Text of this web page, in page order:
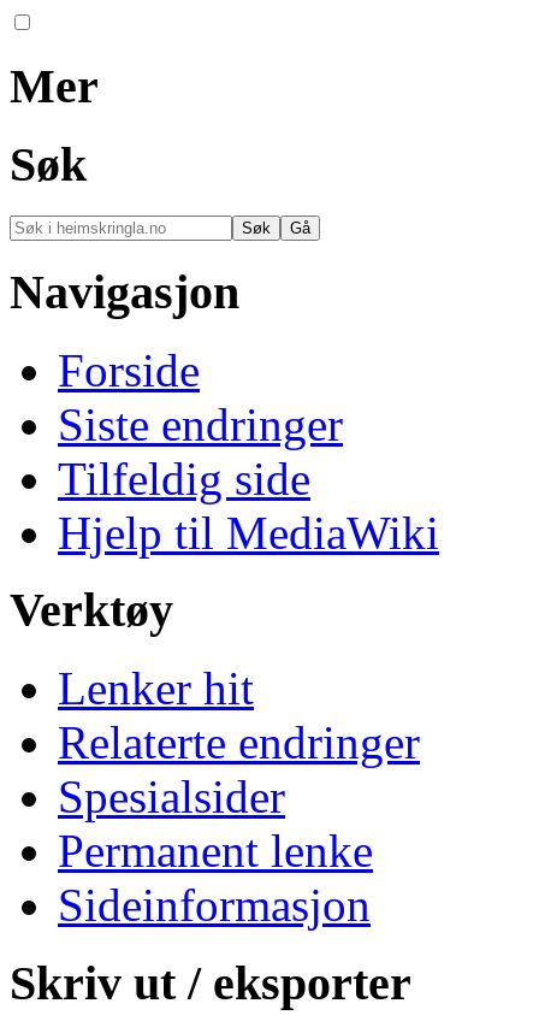
Mer
Søk
Navigasjon
Forside
Siste endringer
Tilfeldig side
Hjelp til MediaWiki
Verktøy
Lenker hit
Relaterte endringer
Spesialsider
Permanent lenke
Sideinformasjon
Skriv ut / eksporter